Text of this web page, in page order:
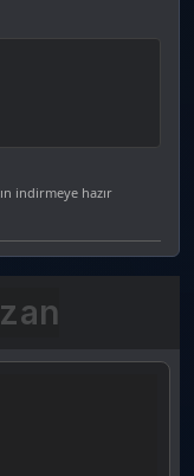
indirmeye hazır